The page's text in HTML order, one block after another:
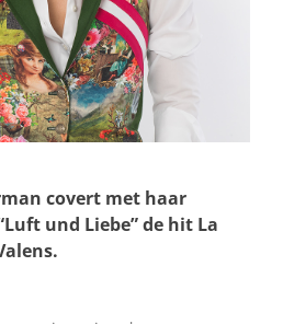
covert met haar
und Liebe” de hit La